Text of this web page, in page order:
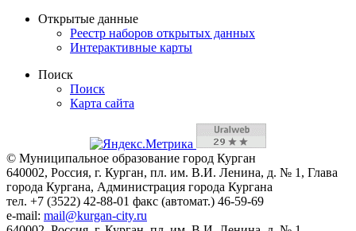
Открытые данные
Реестр наборов открытых данных
Интерактивные карты
Поиск
Поиск
Карта сайта
© Муниципальное образование город Курган
640002, Россия, г. Курган, пл. им. В.И. Ленина, д. № 1, Глава
города Кургана, Администрация города Кургана
тел. +7 (3522) 42-88-01 факс (автомат.) 46-59-69
e-mail: mail@kurgan-city.ru